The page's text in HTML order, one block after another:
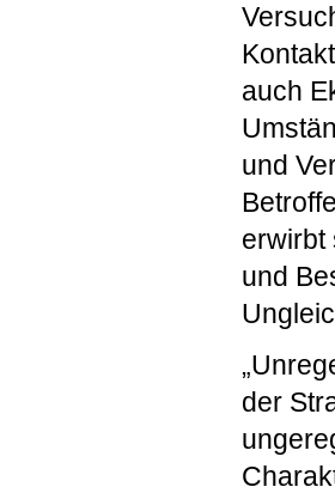
auch
und
erwirbt
und
der